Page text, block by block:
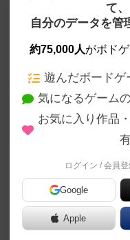
サニーバード様から発
ャンペーンを明日12日
体験された方には記念
レゼントいたします！
て、
自分のデータを管
約75,000人がボド
遊んだボードゲ
気になるゲーム
お気に入り作品
ログイン / 会員登
Google
Apple